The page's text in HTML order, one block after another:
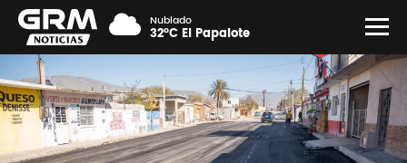
Nublado
32°C El Papalote